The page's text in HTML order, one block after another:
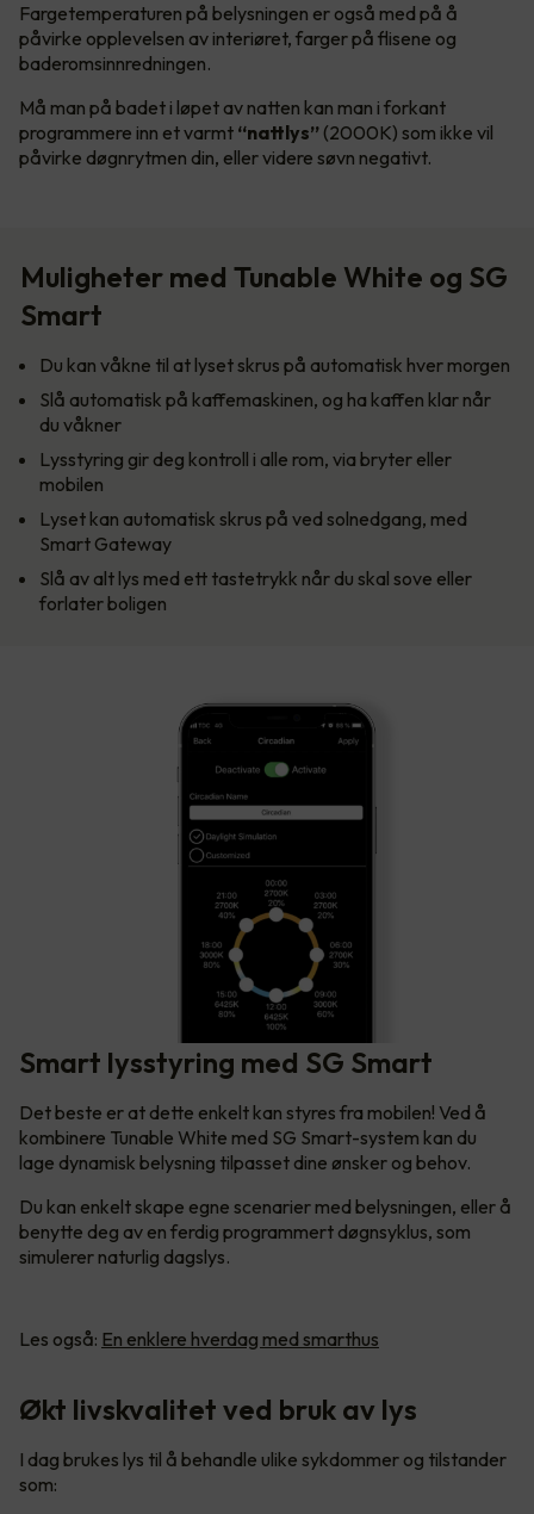
Fargetemperaturen på belysningen er også med på å
påvirke opplevelsen av interiøret, farger på flisene og
baderomsinnredningen.
Må man på badet i løpet av natten kan man i forkant
programmere inn et varmt “nattlys” (2000K) som ikke vil
påvirke døgnrytmen din, eller videre søvn negativt.
Muligheter med Tunable White og SG
Smart
Du kan våkne til at lyset skrus på automatisk hver morgen
Slå automatisk på kaffemaskinen, og ha kaffen klar når
du våkner
Lysstyring gir deg kontroll i alle rom, via bryter eller
mobilen
Lyset kan automatisk skrus på ved solnedgang, med
Smart Gateway
Slå av alt lys med ett tastetrykk når du skal sove eller
forlater boligen
Smart lysstyring med SG Smart
Det beste er at dette enkelt kan styres fra mobilen! Ved å
kombinere Tunable White med SG Smart-system kan du
lage dynamisk belysning tilpasset dine ønsker og behov.
Du kan enkelt skape egne scenarier med belysningen, eller å
benytte deg av en ferdig programmert døgnsyklus, som
simulerer naturlig dagslys.
Les også: En enklere hverdag med smarthus
Økt livskvalitet ved bruk av lys
I dag brukes lys til å behandle ulike sykdommer og tilstander
som: